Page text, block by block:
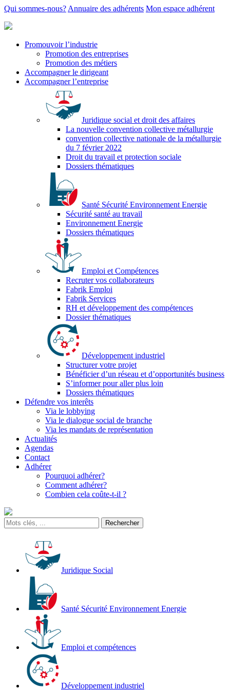
Qui sommes-nous? Annuaire des adhérents Mon espace adhérent
Promouvoir l’industrie
Promotion des entreprises
Promotion des métiers
Accompagner le dirigeant
Accompagner l’entreprise
Juridique social et droit des affaires
La nouvelle convention collective métallurgie
convention collective nationale de la métallurgie
du 7 février 2022
Droit du travail et protection sociale
Dossiers thématiques
Santé Sécurité Environnement Energie
Sécurité santé au travail
Environnement Energie
Dossiers thématiques
Emploi et Compétences
Recruter vos collaborateurs
Fabrik Emploi
Fabrik Services
RH et développement des compétences
Dossier thématiques
Développement industriel
Structurer votre projet
Bénéficier d’un réseau et d’opportunités business
S’informer pour aller plus loin
Dossiers thématiques
Défendre vos interêts
Via le lobbying
Via le dialogue social de branche
Via les mandats de représentation
Actualités
Agendas
Contact
Adhérer
Pourquoi adhérer?
Comment adhérer?
Combien cela coûte-t-il ?
Juridique Social
Santé Sécurité Environnement Energie
Emploi et compétences
Développement industriel